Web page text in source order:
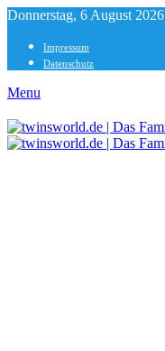
Donnerstag, 6 August 2026
Impressum
Datenschutz
Menu